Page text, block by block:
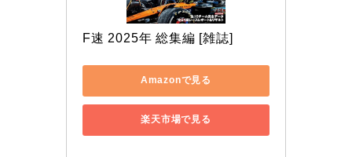
F速 2025年 総集編 [雑誌]
Amazonで見る
楽天市場で見る